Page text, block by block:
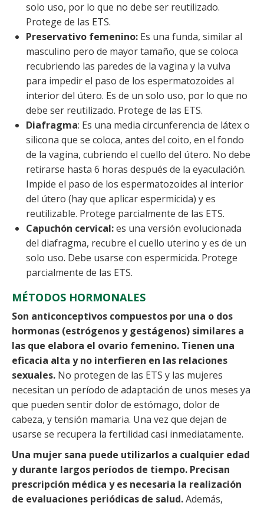
solo uso, por lo que no debe ser reutilizado.
Protege de las ETS.
Preservativo femenino: Es una funda, similar al
masculino pero de mayor tamaño, que se coloca
recubriendo las paredes de la vagina y la vulva
para impedir el paso de los espermatozoides al
interior del útero. Es de un solo uso, por lo que no
debe ser reutilizado. Protege de las ETS.
Diafragma: Es una media circunferencia de látex o
silicona que se coloca, antes del coito, en el fondo
de la vagina, cubriendo el cuello del útero. No debe
retirarse hasta 6 horas después de la eyaculación.
Impide el paso de los espermatozoides al interior
del útero (hay que aplicar espermicida) y es
reutilizable. Protege parcialmente de las ETS.
Capuchón cervical:es una versión evolucionada
del diafragma, recubre el cuello uterino y es de un
solo uso. Debe usarse con espermicida. Protege
parcialmente de las ETS.
MÉTODOS HORMONALES
Son anticonceptivos compuestos por una o dos
hormonas (estrógenos y gestágenos) similares a
las que elabora el ovario femenino. Tienen una
eficacia alta y no interfieren en las relaciones
sexuales. No protegen de las ETS y las mujeres
necesitan un período de adaptación de unos meses ya
que pueden sentir dolor de estómago, dolor de
cabeza, y tensión mamaria. Una vez que dejan de
usarse se recupera la fertilidad casi inmediatamente.
Una mujer sana puede utilizarlos a cualquier edad
y durante largos períodos de tiempo. Precisan
prescripción médica y es necesaria la realización
de evaluaciones periódicas de salud.Además,